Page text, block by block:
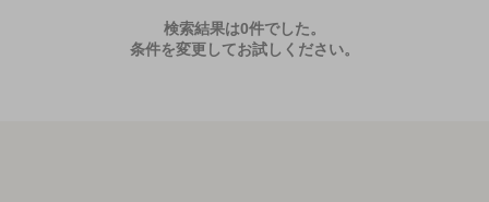
検索結果は0件でした。
条件を変更してお試しください。